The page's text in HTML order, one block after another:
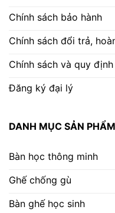
Chính sách bảo hành
Chính sách đổi trả,
Chính sách và quy
Đăng ký đại lý
DANH MỤC SẢN PHẨM
Bàn học thông minh
Ghế chống gù
Bàn ghế học sinh